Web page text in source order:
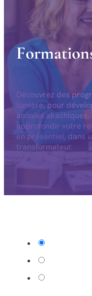
Formation
Découvrez des
lumière, pour
annales
approfondir votre
en présentiel, dans
transformateur.